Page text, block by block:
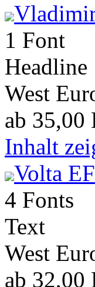
1 Font
Headline
West
ab 35,00
Inhalt
Volta EF
4 Fonts
Text
West
ab 32,00